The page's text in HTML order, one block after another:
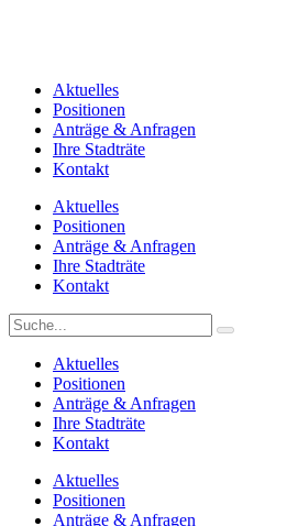
Aktuelles
Positionen
Anträge & Anfragen
Ihre Stadträte
Kontakt
Aktuelles
Positionen
Anträge & Anfragen
Ihre Stadträte
Kontakt
Aktuelles
Positionen
Anträge & Anfragen
Ihre Stadträte
Kontakt
Aktuelles
Positionen
Anträge & Anfragen